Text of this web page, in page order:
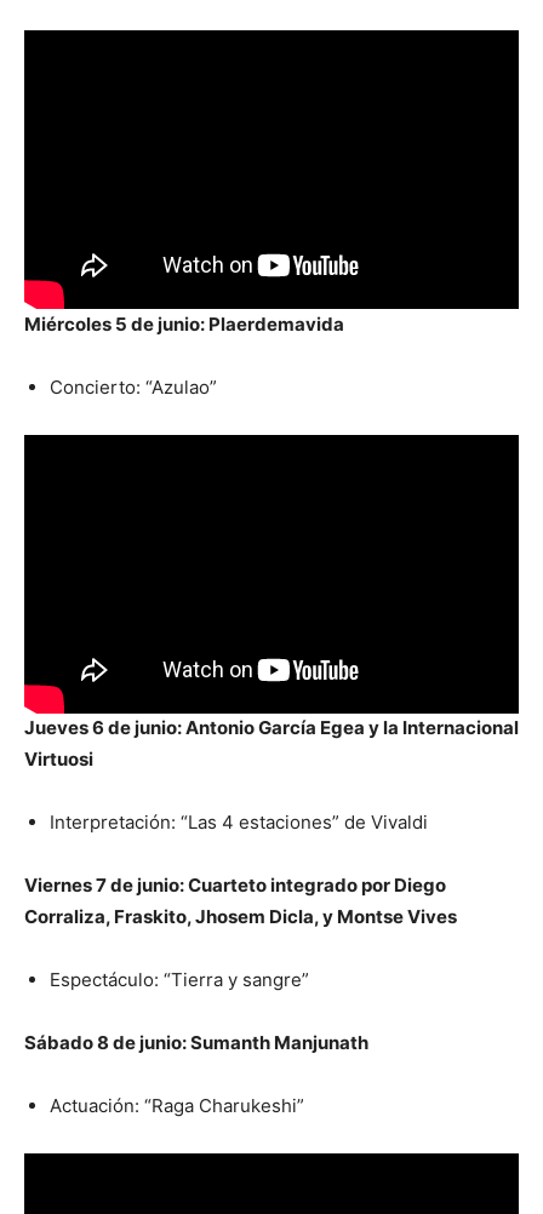
Miércoles 5 de junio: Plaerdemavida
Concierto: “Azulao”
Jueves 6 de junio: Antonio García Egea y la Internacional
Virtuosi
Interpretación: “Las 4 estaciones” de Vivaldi
Viernes 7 de junio: Cuarteto integrado por Diego
Corraliza, Fraskito, Jhosem Dicla, y Montse Vives
Espectáculo: “Tierra y sangre”
Sábado 8 de junio: Sumanth Manjunath
Actuación: “Raga Charukeshi”